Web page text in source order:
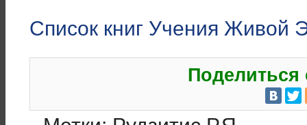
Список книг Учения Живой
Поделиться